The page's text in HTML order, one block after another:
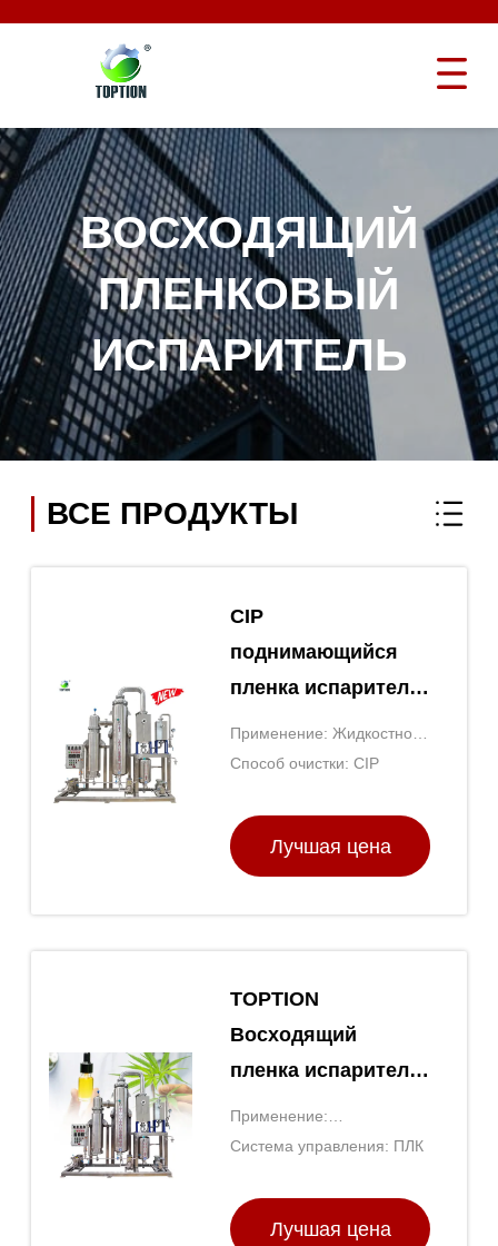
ВОСХОДЯЩИЙ
ПЛЕНКОВЫЙ
ИСПАРИТЕЛЬ
ВСЕ ПРОДУКТЫ
CIP
поднимающийся
пленка испаритель
Toption Китай
нержавеющая
Применение: Жидкостное
испарение
Способ очистки: CIP
Лучшая цена
TOPTION
Восходящий
пленка испаритель
Вертикальный
подъем пленки
Применение:
Концентрация жидких Система управления: ПЛК
Лучшая цена